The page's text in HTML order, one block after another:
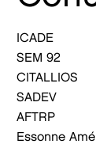
ICADE
SEM 92
CITALLIOS
SADEV
AFTRP
Essonne